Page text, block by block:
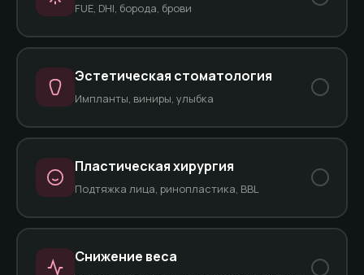
FUE, DHI, борода, брови
Эстетическая стоматология
Импланты, виниры, улыбка
Пластическая хирургия
Подтяжка лица, ринопластика, BBL
Снижение веса